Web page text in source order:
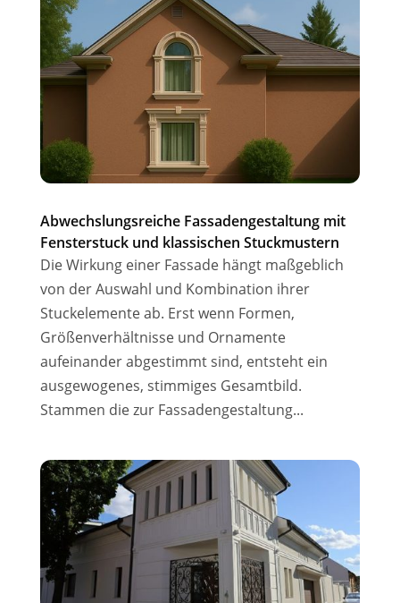
Abwechslungsreiche Fassadengestaltung mit
Fensterstuck und klassischen Stuckmustern
Die Wirkung einer Fassade hängt maßgeblich
von der Auswahl und Kombination ihrer
Stuckelemente ab. Erst wenn Formen,
Größenverhältnisse und Ornamente
aufeinander abgestimmt sind, entsteht ein
ausgewogenes, stimmiges Gesamtbild.
Stammen die zur Fassadengestaltung...